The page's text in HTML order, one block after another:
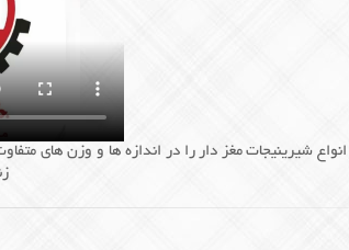
شیرینیجات مغز دار را در اندازه ها و وزن های